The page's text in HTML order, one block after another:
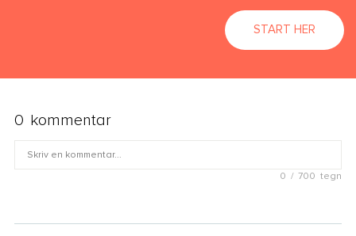
START HER
0 kommentar
0 / 700 tegn